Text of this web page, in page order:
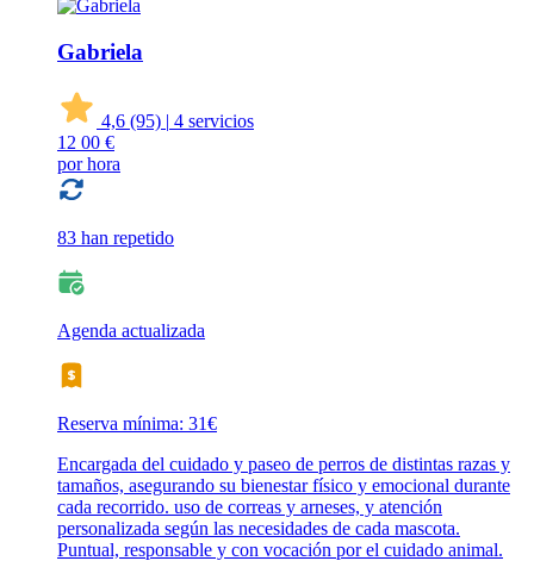
Gabriela
4,6 (95) | 4 servicios
12 00 €
por hora
83 han repetido
Agenda actualizada
Reserva mínima: 31€
Encargada del cuidado y paseo de perros de distintas razas y
tamaños, asegurando su bienestar físico y emocional durante
cada recorrido. uso de correas y arneses, y atención
personalizada según las necesidades de cada mascota.
Puntual, responsable y con vocación por el cuidado animal.